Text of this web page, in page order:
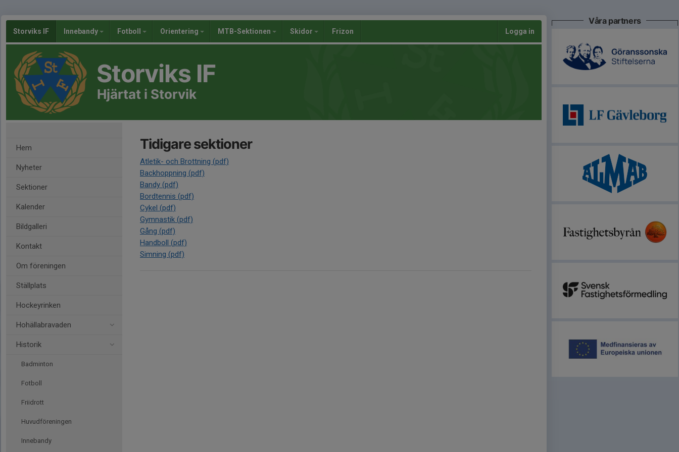
Storviks IF Innebandy Fotboll Orientering MTB-Sektionen Skidor Frizon Logga in
Storviks IF
Hjärtat i Storvik
Hem
Nyheter
Sektioner
Kalender
Bildgalleri
Kontakt
Om föreningen
Ställplats
Hockeyrinken
Hohällabravaden
Historik
Badminton
Fotboll
Friidrott
Huvudföreningen
Innebandy
Tidigare sektioner
Atletik- och Brottning (pdf)
Backhoppning (pdf)
Bandy (pdf)
Bordtennis (pdf)
Cykel (pdf)
Gymnastik (pdf)
Gång (pdf)
Handboll (pdf)
Simning (pdf)
Våra partners